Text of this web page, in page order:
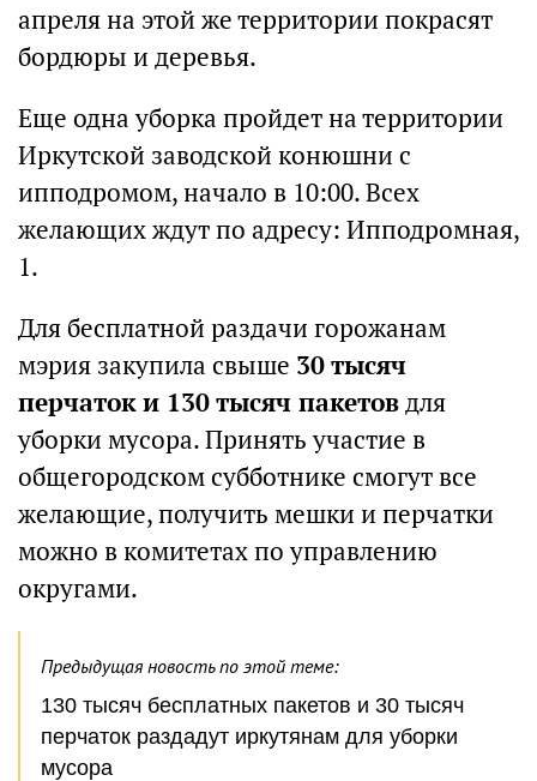
апреля на этой же территории покрасят
бордюры и деревья.
Еще одна уборка пройдет на территории
Иркутской заводской конюшни с
ипподромом, начало в 10:00. Всех
желающих ждут по адресу: Ипподромная,
1.
Для бесплатной раздачи горожанам
мэрия закупила свыше 30 тысяч
перчаток и 130 тысяч пакетовдля
уборки мусора. Принять участие в
общегородском субботнике смогут все
желающие, получить мешки и перчатки
можно в комитетах по управлению
округами.
Предыдущая новость по этой теме:
130 тысяч бесплатных пакетов и 30 тысяч
перчаток раздадут иркутянам для уборки
мусора